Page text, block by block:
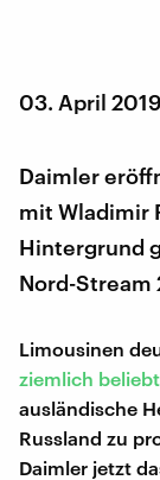
03. April 2019
Daimler
mit Wladimir
Hintergrund
Nord-Stream
Limousinen
ziemlich beliebt
ausländische
Russland zu
Daimler jetzt